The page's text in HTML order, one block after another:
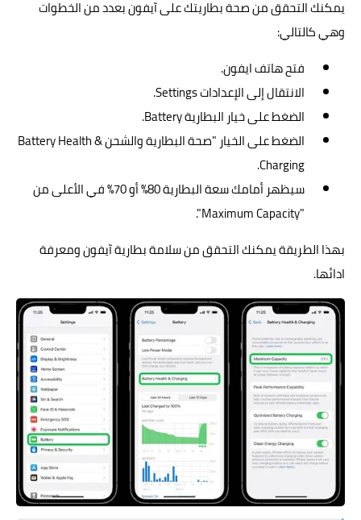
يمكنك التحقق من صحة بطاريتك على آيفون بعدد من الخطوات
وهي كالتالي:
فتح هاتف ايفون.
الانتقال إلى الإعدادات Settings.
الضغط على خيار البطارية Battery.
الضغط على الخيار "صحة البطارية والشحن Battery Health &
Charging.
سيظهر أمامك سعة البطارية 80% أو 70% في الأعلى من
"Maximum Capacity".
بهذا الطريقة يمكنك التحقق من سلامة بطارية آيفون ومعرفة
ادائها.